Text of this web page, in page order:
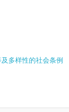
多样性的社会条例